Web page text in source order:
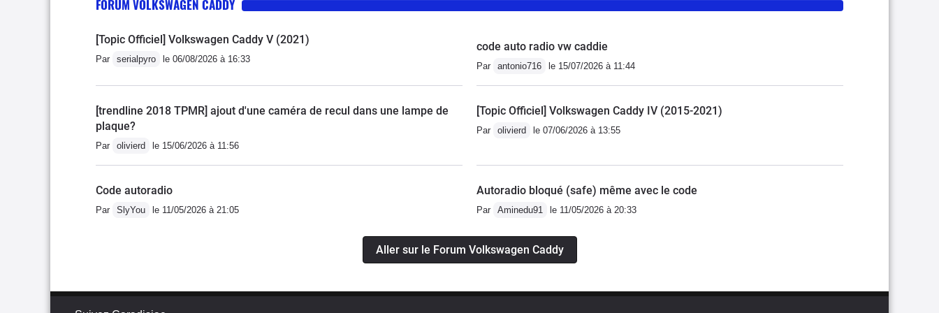
FORUM VOLKSWAGEN CADDY
[Topic Officiel] Volkswagen Caddy V (2021)
Par serialpyro le 06/08/2026 à 16:33
code auto radio vw caddie
Par antonio716 le 15/07/2026 à 11:44
[trendline 2018 TPMR] ajout d'une caméra de recul dans une lampe de
plaque?
Par olivierd le 15/06/2026 à 11:56
[Topic Officiel] Volkswagen Caddy IV (2015-2021)
Par olivierd le 07/06/2026 à 13:55
Code autoradio
Par SlyYou le 11/05/2026 à 21:05
Autoradio bloqué (safe) même avec le code
Par Aminedu91 le 11/05/2026 à 20:33
Aller sur le Forum Volkswagen Caddy